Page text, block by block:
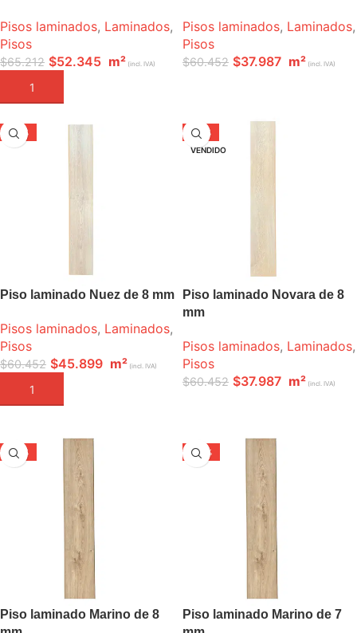
Pisos laminados, Laminados,
Pisos
$65.212 $52.345 m² (incl. IVA)
AÑADIR A LA CESTA
Pisos laminados, Laminados,
Pisos
$60.452 $37.987 m² (incl. IVA)
-24%
Piso laminado Nuez de 8 mm
Pisos laminados, Laminados,
Pisos
$60.452 $45.899 m² (incl. IVA)
AÑADIR A LA CESTA
-37%
VENDIDO
Piso laminado Novara de 8
mm
Pisos laminados, Laminados,
Pisos
$60.452 $37.987 m² (incl. IVA)
-24%
Piso laminado Marino de 8
-33%
Piso laminado Marino de 7